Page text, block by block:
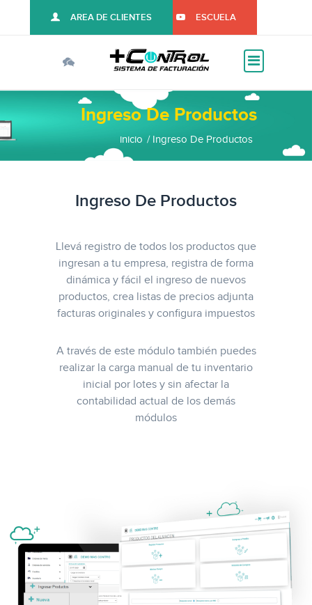
ESCUELA
AREA DE CLIENTES
Ingreso De Productos
inicio Ingreso De Productos
Ingreso De Productos
Llevá registro de todos los productos que
ingresan a tu empresa, registra de forma
dinámica y fácil el ingreso de nuevos
productos, crea listas de precios adjunta
facturas originales y configura impuestos
A través de este módulo también puedes
realizar la carga manual de tu inventario
inicial por lotes y sin afectar la
contabilidad actual de los demás
módulos